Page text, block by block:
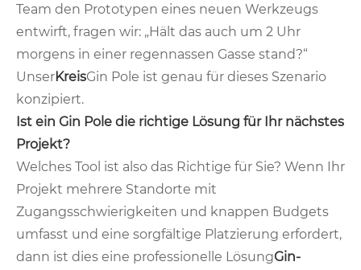
Team den Prototypen eines neuen Werkzeugs
entwirft, fragen wir: „Hält das auch um 2 Uhr
morgens in einer regennassen Gasse stand?“
UnserKreisGin Pole ist genau für dieses Szenario
konzipiert.
Ist ein Gin Pole die richtige Lösung für Ihr nächstes
Projekt?
Welches Tool ist also das Richtige für Sie? Wenn Ihr
Projekt mehrere Standorte mit
Zugangsschwierigkeiten und knappen Budgets
umfasst und eine sorgfältige Platzierung erfordert,
dann ist dies eine professionelle LösungGin-